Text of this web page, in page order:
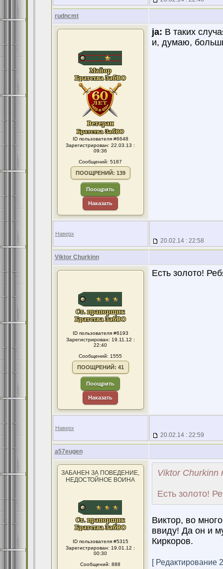
rudncmt
ID пользователя #6648
Зарегистрирован: 22.03.13 :
09:36
Сообщений: 5187
ПООЩРЕНИЙ: 139
Поощрить
Наказать
ja: В таких
и, думаю,
Наверх
20.02.14 : 22:58
Viktor Churkinn
ID пользователя #6193
Зарегистрирован: 19.11.12 :
22:40
Сообщений: 1555
ПООЩРЕНИЙ: 41
Поощрить
Наказать
Есть золото!
Наверх
20.02.14 : 22:59
a57eugen
ЗАБАНЕН ЗА ПОВЕДЕНИЕ,
НЕДОСТОЙНОЕ ВОИНА
ID пользователя #5315
Зарегистрирован: 19.01.12 :
00:30
Сообщений: 888
Viktor Churkinn
Есть золото!
Виктор, во
ввиду! Да он и
Киркоров.
[ Редактирование